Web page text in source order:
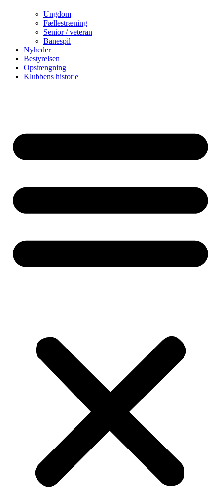
Ungdom
Fællestræning
Senior / veteran
Banespil
Nyheder
Bestyrelsen
Opstrengning
Klubbens historie